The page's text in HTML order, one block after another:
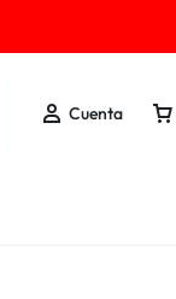
Cuenta